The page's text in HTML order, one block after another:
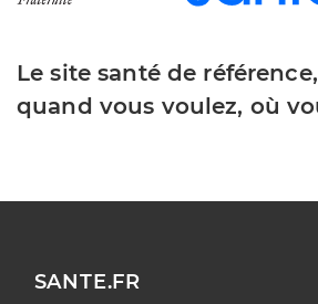
Le site santé de
quand vous voulez, où
SANTE.FR